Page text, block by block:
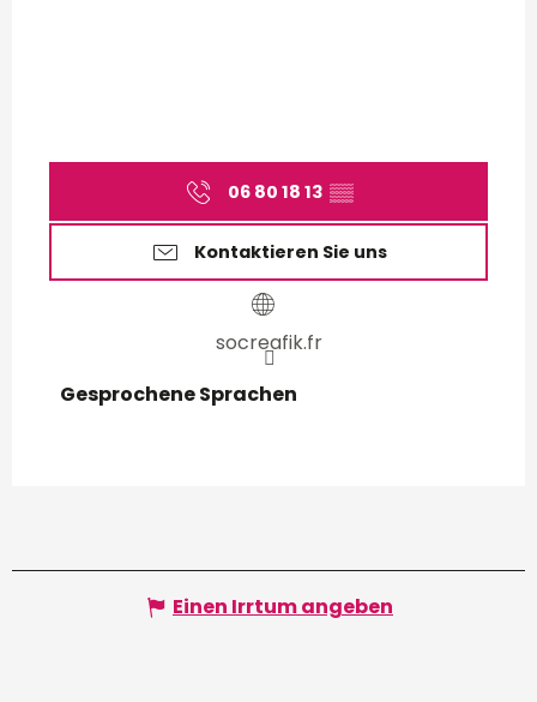
06 80 18 13 ▒▒
Kontaktieren Sie uns
socreafik.fr
Gesprochene Sprachen
Gesprochene Sprachen
Einen Irrtum angeben